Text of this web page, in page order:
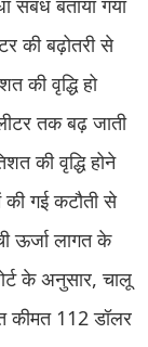
की बढ़ोतरी से
की वृद्धि हो
तक बढ़ जाती
की वृद्धि होने
गई कटौती से
ऊर्जा लागत के
के अनुसार, चालू
कीमत 112 डॉलर